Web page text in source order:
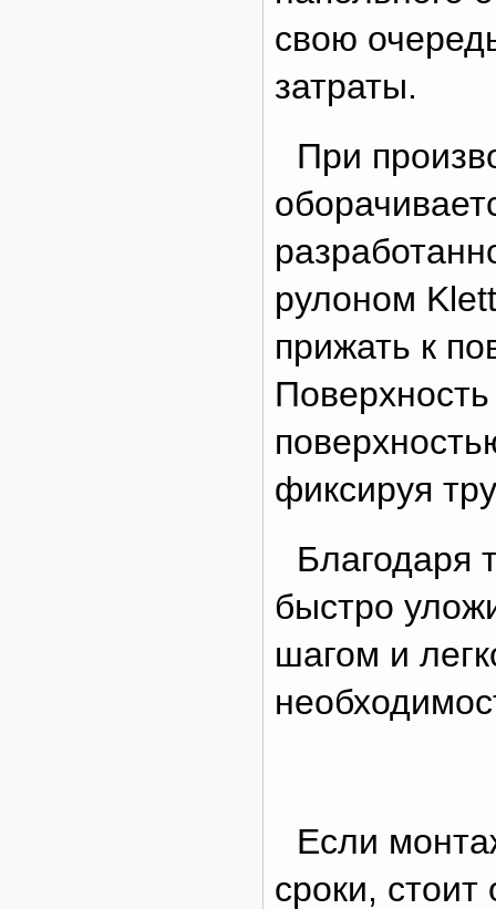
свою
затраты.
При
рулоном
прижать к
фиксируя
Благодаря
быстро
шагом и
Если
сроки,